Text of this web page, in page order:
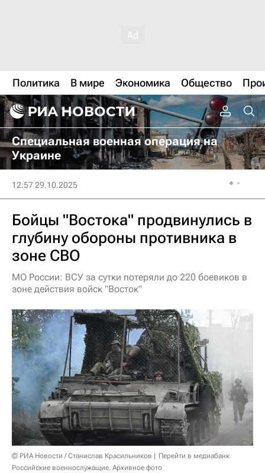
Политика В мире Экономика Общество
Специальная военная операция на
Украине
12:57 29.10.2025
Бойцы "Востока" продвинулись в
глубину обороны противника в
зоне СВО
МО России: ВСУ за сутки потеряли до 220 боевиков в
зоне действия войск "Восток"
© РИА Новости / Станислав Красильников
Перейти в медиабанк
Российские военнослужащие. Архивное фото